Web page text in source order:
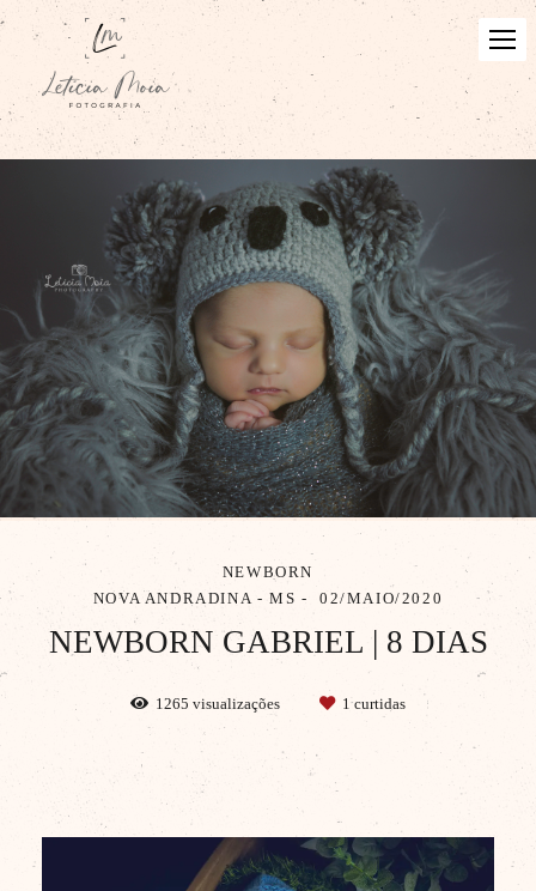
NEWBORN
NOVA ANDRADINA - MS
02/MAIO/2020
NEWBORN GABRIEL | 8 DIAS
1265 visualizações 1 curtidas